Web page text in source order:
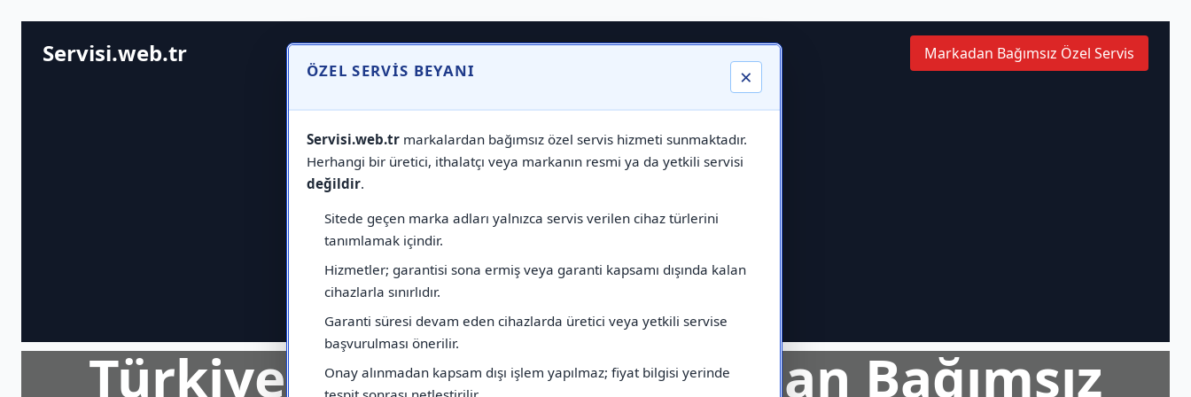
ÖZEL SERVIS BEYANI ×
Servisi.web.trmarkalardan bağımsız özel servis hizmeti sunmaktadır.
Herhangi bir üretici, ithalatçı veya markanın resmi ya da yetkili servisi
değildir.
Sitede geçen marka adları yalnızca servis verilen cihaz türlerini
tanımlamak içindir.
Hizmetler; garantisi sona ermiş veya garanti kapsamı dışında kalan
cihazlarla sınırlıdır.
Garanti süresi devam eden cihazlarda üretici veya yetkili servise
başvurulması önerilir.
Onay alınmadan kapsam dışı işlem yapılmaz; fiyat bilgisi yerinde
Servisi.web.tr Markadan Bağımsız Özel Servis
Türkiye GenelindeMarkadan Bağımsız